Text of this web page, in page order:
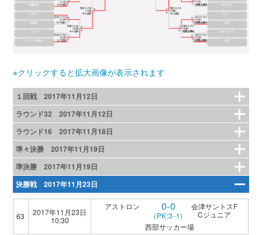
※クリックすると拡大画像が表示されます
１回戦 2017年11月12日
ラウンド32 2017年11月12日
ラウンド16 2017年11月18日
準々決勝 2017年11月19日
準決勝 2017年11月19日
決勝戦 2017年11月23日
63
2017年11月23日
10:30
アストロン 0-0
(PK:3-1)
会津サントスF
Cジュニア
西部サッカー場